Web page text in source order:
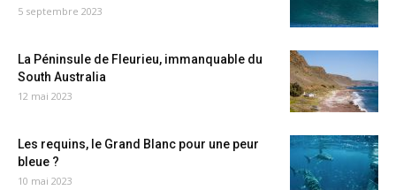
5 septembre 2023
La Péninsule de Fleurieu, immanquable du
South Australia
12 mai 2023
Les requins, le Grand Blanc pour une peur
bleue ?
10 mai 2023